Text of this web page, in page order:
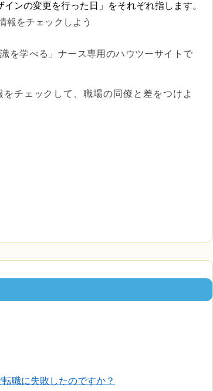
ンの変更を行った日」をそれぞれ指します。
報をチェックしよう
を学べる」 ナース専用のハウツーサイトで
をチェックして、職場の同僚と差をつけよ
職に失敗したのですか？